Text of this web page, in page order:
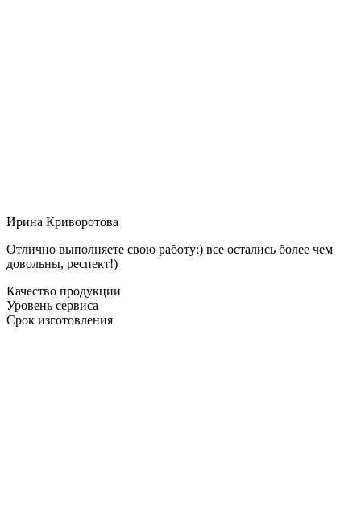
Ирина Криворотова
Отлично выполняете свою работу:) все остались более чем
довольны, респект!)
Качество продукции
Уровень сервиса
Срок изготовления